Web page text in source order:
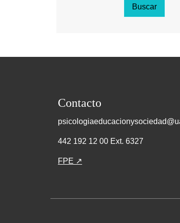
Buscar
Contacto
442 192 12 00 Ext. 6327
FPE ↗